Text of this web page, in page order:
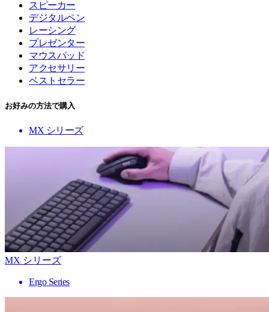
スピーカー
デジタルペン
レーシング
プレゼンター
マウスパッド
アクセサリー
ベストセラー
お好みの方法で購入
MX シリーズ
MX シリーズ
Ergo Series